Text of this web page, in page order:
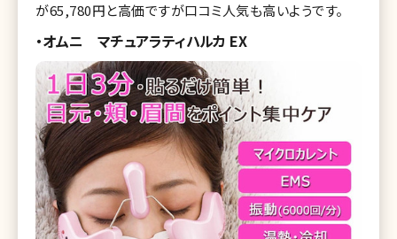
が65,780円と高価ですが口コミ人気も高いようです。
・オムニ マチュアラティハルカ EX